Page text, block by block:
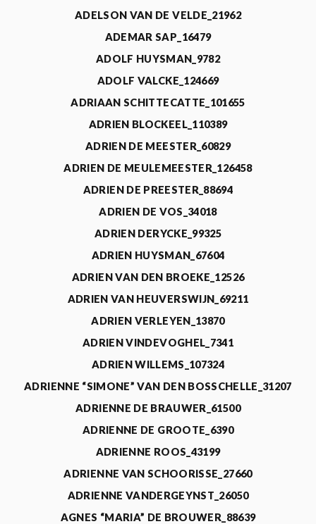
ADELSON VAN DE VELDE_21962
ADEMAR SAP_16479
ADOLF HUYSMAN_9782
ADOLF VALCKE_124669
ADRIAAN SCHITTECATTE_101655
ADRIEN BLOCKEEL_110389
ADRIEN DE MEESTER_60829
ADRIEN DE MEULEMEESTER_126458
ADRIEN DE PREESTER_88694
ADRIEN DE VOS_34018
ADRIEN DERYCKE_99325
ADRIEN HUYSMAN_67604
ADRIEN VAN DEN BROEKE_12526
ADRIEN VAN HEUVERSWIJN_69211
ADRIEN VERLEYEN_13870
ADRIEN VINDEVOGHEL_7341
ADRIEN WILLEMS_107324
ADRIENNE “SIMONE” VAN DEN BOSSCHELLE_31207
ADRIENNE DE BRAUWER_61500
ADRIENNE DE GROOTE_6390
ADRIENNE ROOS_43199
ADRIENNE VAN SCHOORISSE_27660
ADRIENNE VANDERGEYNST_26050
AGNES “MARIA” DE BROUWER_88639